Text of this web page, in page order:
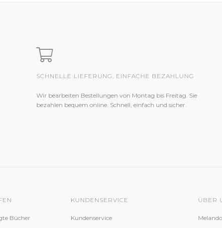
SCHNELLE LIEFERUNG, EINFACHE BEZAHLUNG
Wir bearbeiten Bestellungen von Montag bis Freitag. Sie
bezahlen bequem online. Schnell, einfach und sicher.
Bücher
KUNDENSERVICE
Kundenservice
ÜBER